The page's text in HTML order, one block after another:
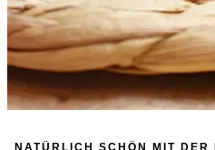
NATÜRLICH SCHÖN MIT